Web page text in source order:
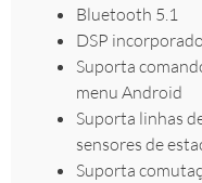
Bluetooth 5.1
DSP incorporado
Suporta
menu Android
Suporta linhas
sensores de
Suporta